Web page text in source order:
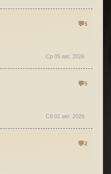
5
Ср 05 авг, 2026
5
Сб 01 авг, 2026
2